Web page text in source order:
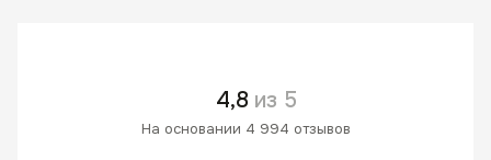
4,8 из 5
На основании 4 994 отзывов